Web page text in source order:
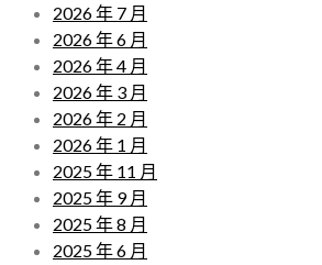
2026 年 7 月
2026 年 6 月
2026 年 4 月
2026 年 3 月
2026 年 2 月
2026 年 1 月
2025 年 11 月
2025 年 9 月
2025 年 8 月
2025 年 6 月